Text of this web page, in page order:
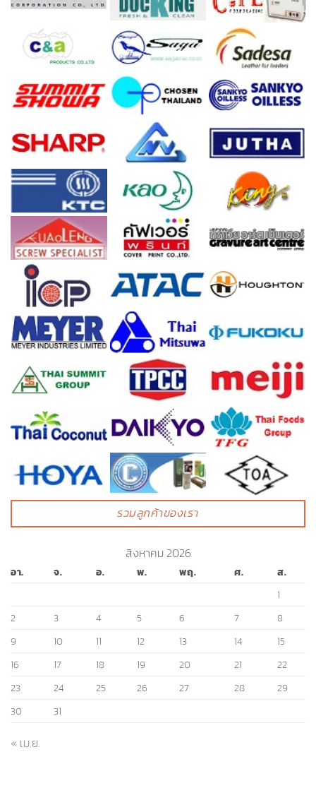
รวมลูกค้าของเรา
สิงหาคม 2026
อา. จ. อ. พ. พฤ. ศ.
ส.
1
2
3 4 5 6 7
8
9
10 11 12 13 14
15
16
17 18 19 20 21
22
23
24 25 26 27 28
29
30
31
« เม.ย.